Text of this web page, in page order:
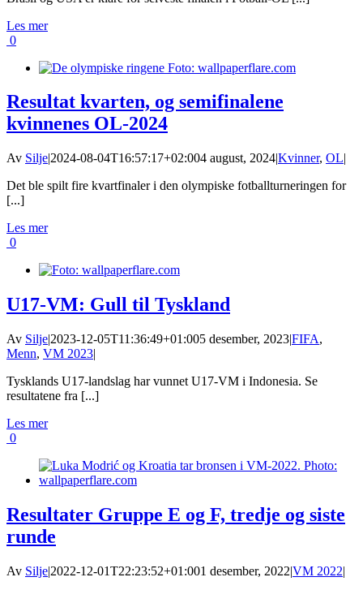
Les mer
0
Resultat kvarten, og semifinalene
kvinnenes OL-2024
Av Silje|2024-08-04T16:57:17+02:004 august, 2024|Kvinner, OL|
Det ble spilt fire kvartfinaler i den olympiske fotballturneringen for
[...]
Les mer
0
U17-VM: Gull til Tyskland
Av Silje|2023-12-05T11:36:49+01:005 desember, 2023|FIFA,
Menn, VM 2023|
Tysklands U17-landslag har vunnet U17-VM i Indonesia. Se
resultatene fra [...]
Les mer
0
Resultater Gruppe E og F, tredje og siste
runde
Av Silje|2022-12-01T22:23:52+01:001 desember, 2022|VM 2022|